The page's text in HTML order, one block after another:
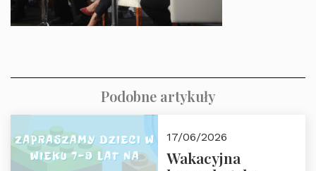
Podobne artykuły
17/06/2026
Wakacyjna